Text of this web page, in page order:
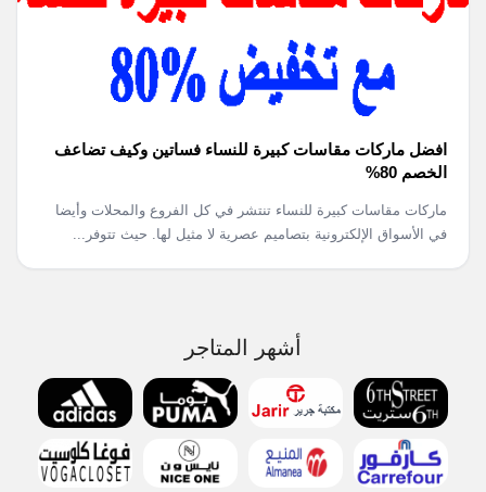
افضل ماركات مقاسات كبيرة للنساء فساتين وكيف تضاعف
الخصم 80%
ماركات مقاسات كبيرة للنساء تنتشر في كل الفروع والمحلات وأيضا
في الأسواق الإلكترونية بتصاميم عصرية لا مثيل لها. حيث تتوفر...
أشهر المتاجر